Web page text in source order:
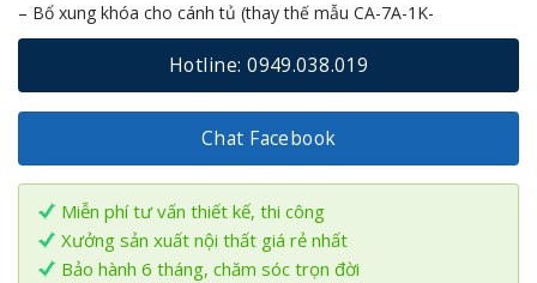
– Bổ xung khóa cho cánh tủ (thay thế mẫu CA-7A-1K-
Hotline: 0949.038.019
Chat Facebook
Miễn phí tư vấn thiết kế, thi công
Xưởng sản xuất nội thất giá rẻ nhất
Bảo hành 6 tháng, chăm sóc trọn đời